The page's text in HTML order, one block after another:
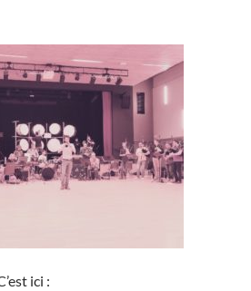
ici :